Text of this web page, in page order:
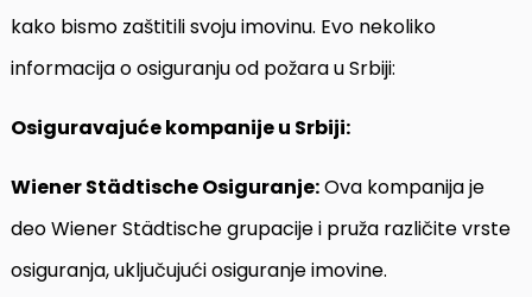
kako bismo zaštitili svoju imovinu. Evo nekoliko
informacija o osiguranju od požara u Srbiji:
Osiguravajuće kompanije u Srbiji:
Wiener Städtische Osiguranje:Ova kompanija je
deo Wiener Städtische grupacije i pruža različite vrste
osiguranja, uključujući osiguranje imovine.